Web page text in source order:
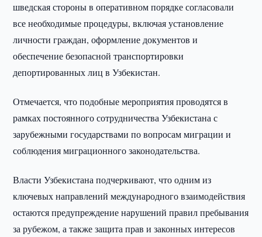
шведская стороны в оперативном порядке согласовали
все необходимые процедуры, включая установление
личности граждан, оформление документов и
обеспечение безопасной транспортировки
депортированных лиц в Узбекистан.
Отмечается, что подобные мероприятия проводятся в
рамках постоянного сотрудничества Узбекистана с
зарубежными государствами по вопросам миграции и
соблюдения миграционного законодательства.
Власти Узбекистана подчеркивают, что одним из
ключевых направлений международного взаимодействия
остаются предупреждение нарушений правил пребывания
за рубежом, а также защита прав и законных интересов